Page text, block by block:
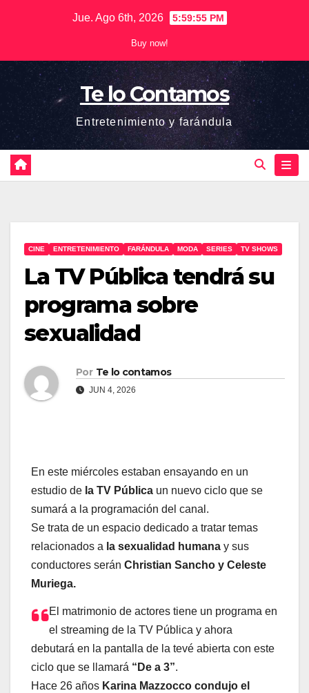
Jue. Ago 6th, 2026 5:59:56 PM
Buy now!
Te lo Contamos
Entretenimiento y farándula
CINE ENTRETENIMIENTO FARÁNDULA MODA SERIES TV SHOWS
La TV Pública tendrá su
programa sobre
sexualidad
Por Te lo contamos
JUN 4, 2026
En este miércoles estaban ensayando en un
estudio de la TV Pública un nuevo ciclo que se
sumará a la programación del canal.
Se trata de un espacio dedicado a tratar temas
relacionados a la sexualidad humana y sus
conductores serán Christian Sancho y Celeste
Muriega.
El matrimonio de actores tiene un programa en
el streaming de la TV Pública y ahora
debutará en la pantalla de la tevé abierta con este
ciclo que se llamará “De a 3”.
Hace 26 años Karina Mazzocco condujo el